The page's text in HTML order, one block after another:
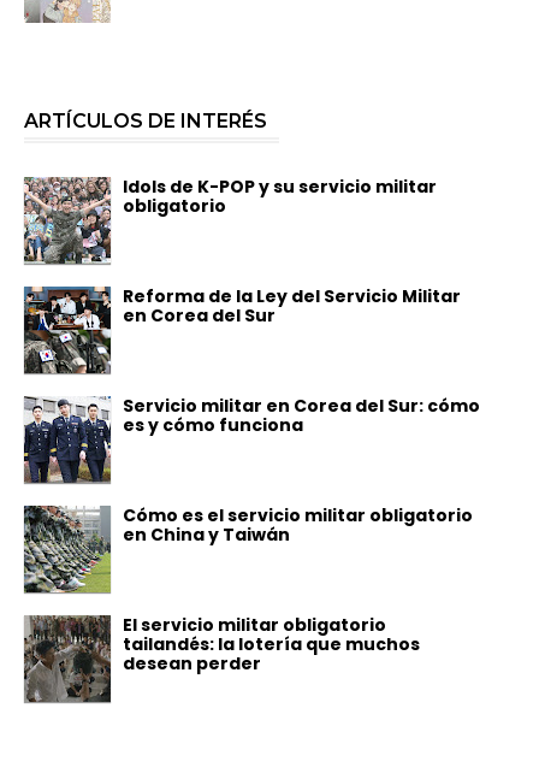
ARTÍCULOS DE INTERÉS
Idols de K-POP y su servicio militar
obligatorio
Reforma de la Ley del Servicio Militar
en Corea del Sur
Servicio militar en Corea del Sur: cómo
es y cómo funciona
Cómo es el servicio militar obligatorio
en China y Taiwán
El servicio militar obligatorio
tailandés: la lotería que muchos
desean perder